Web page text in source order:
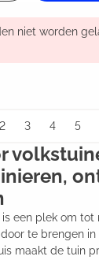
niet worden
2 3 4 5
een plek om tot
te brengen
maakt de tuin